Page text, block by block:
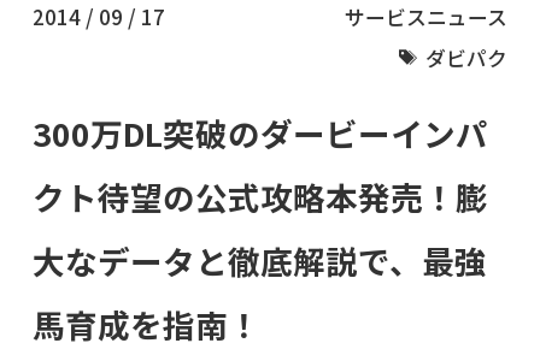
2014 / 09 / 17
サービスニュース
ダビパク
300万DL突破のダービーインパ
クト待望の公式攻略本発売！膨
大なデータと徹底解説で、最強
馬育成を指南！